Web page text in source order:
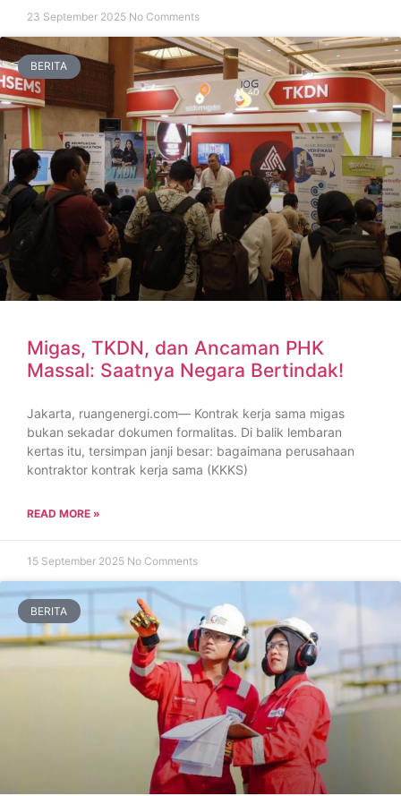
23 September 2025 No Comments
BERITA
Migas, TKDN, dan Ancaman PHK
Massal: Saatnya Negara Bertindak!
Jakarta, ruangenergi.com— Kontrak kerja sama migas
bukan sekadar dokumen formalitas. Di balik lembaran
kertas itu, tersimpan janji besar: bagaimana perusahaan
kontraktor kontrak kerja sama (KKKS)
READ MORE »
15 September 2025 No Comments
BERITA